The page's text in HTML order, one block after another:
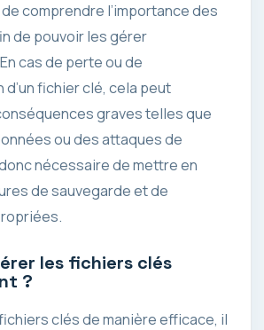
comprendre l’importance des
de pouvoir les gérer
cas de perte ou de
fichier clé, cela peut
graves telles que
ou des attaques de
nécessaire de mettre en
de sauvegarde et de
les fichiers clés
?
clés de manière efficace, il